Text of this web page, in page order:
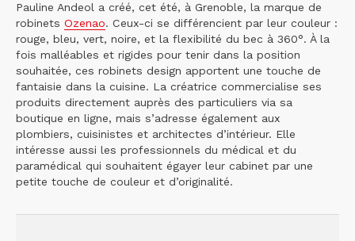
Pauline Andeol a créé, cet été, à Grenoble, la marque de
robinets Ozenao. Ceux-ci se différencient par leur couleur :
rouge, bleu, vert, noire, et la flexibilité du bec à 360°. À la
fois malléables et rigides pour tenir dans la position
souhaitée, ces robinets design apportent une touche de
fantaisie dans la cuisine. La créatrice commercialise ses
produits directement auprès des particuliers via sa
boutique en ligne, mais s’adresse également aux
plombiers, cuisinistes et architectes d’intérieur. Elle
intéresse aussi les professionnels du médical et du
paramédical qui souhaitent égayer leur cabinet par une
petite touche de couleur et d’originalité.